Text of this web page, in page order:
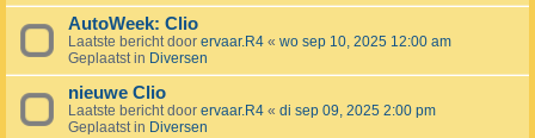
AutoWeek: Clio
Laatste bericht door ervaar.R4 « wo sep 10, 2025 12:00 am
Geplaatst in Diversen
nieuwe Clio
Laatste bericht door ervaar.R4 « di sep 09, 2025 2:00 pm
Geplaatst in Diversen